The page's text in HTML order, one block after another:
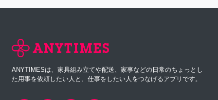
ANYTIMESは、家具組み立てや配送、家事などの日常のちょっとし
た用事を依頼したい人と、仕事をしたい人をつなげるアプリです。